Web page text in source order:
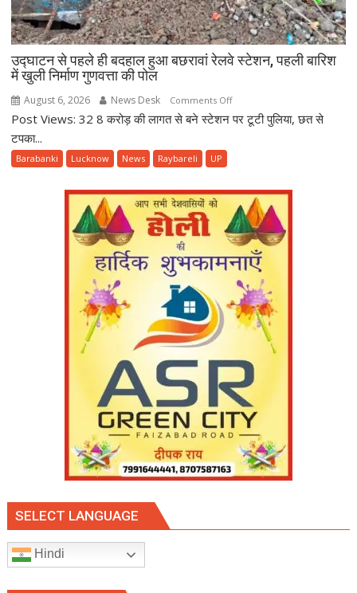
उद्घाटन से पहले ही बदहाल हुआ बछरावां रेलवे स्टेशन, पहली बारिश
में खुली निर्माण गुणवत्ता की पोल
August 6, 2026 News Desk Comments Offon
उद्घाटन
हुआ
बछरावां
रेलवे
स्टेशन,
पहली
बारिश
में
खुली
गुणवत्ता
की
पोल
Post Views: 32 8 करोड़ की लागत से बने स्टेशन पर टूटी पुलिया, छत से
टपका...
Barabanki Lucknow News Raybareli UP
SELECT LANGUAGE
Hindi